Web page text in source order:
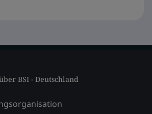
BSI - Deutschland